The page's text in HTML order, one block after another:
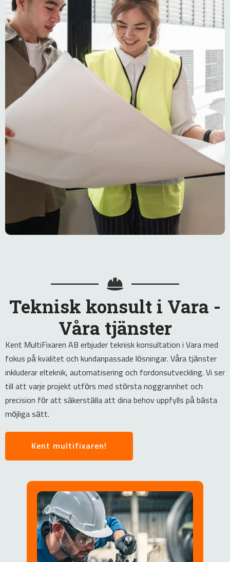
Teknisk konsult i Vara -
Våra tjänster
Kent MultiFixaren AB erbjuder teknisk konsultation i Vara med
fokus på kvalitet och kundanpassade lösningar. Våra tjänster
inkluderar elteknik, automatisering och fordonsutveckling. Vi ser
till att varje projekt utförs med största noggrannhet och
precision för att säkerställa att dina behov uppfylls på bästa
möjliga sätt.
Kent multifixaren!